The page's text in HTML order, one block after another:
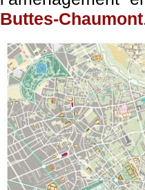
Buttes-Chaumont